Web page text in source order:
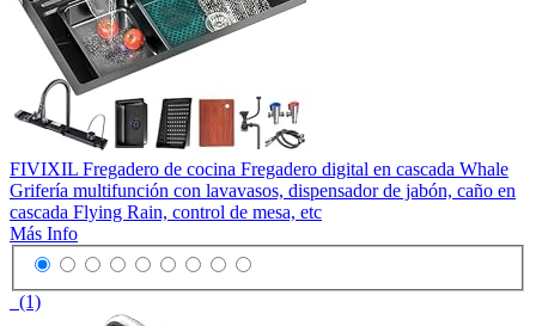
FIVIXIL Fregadero de cocina Fregadero digital en cascada Whale
Grifería multifunción con lavavasos, dispensador de jabón, caño en
cascada Flying Rain, control de mesa, etc
Más Info
(1)